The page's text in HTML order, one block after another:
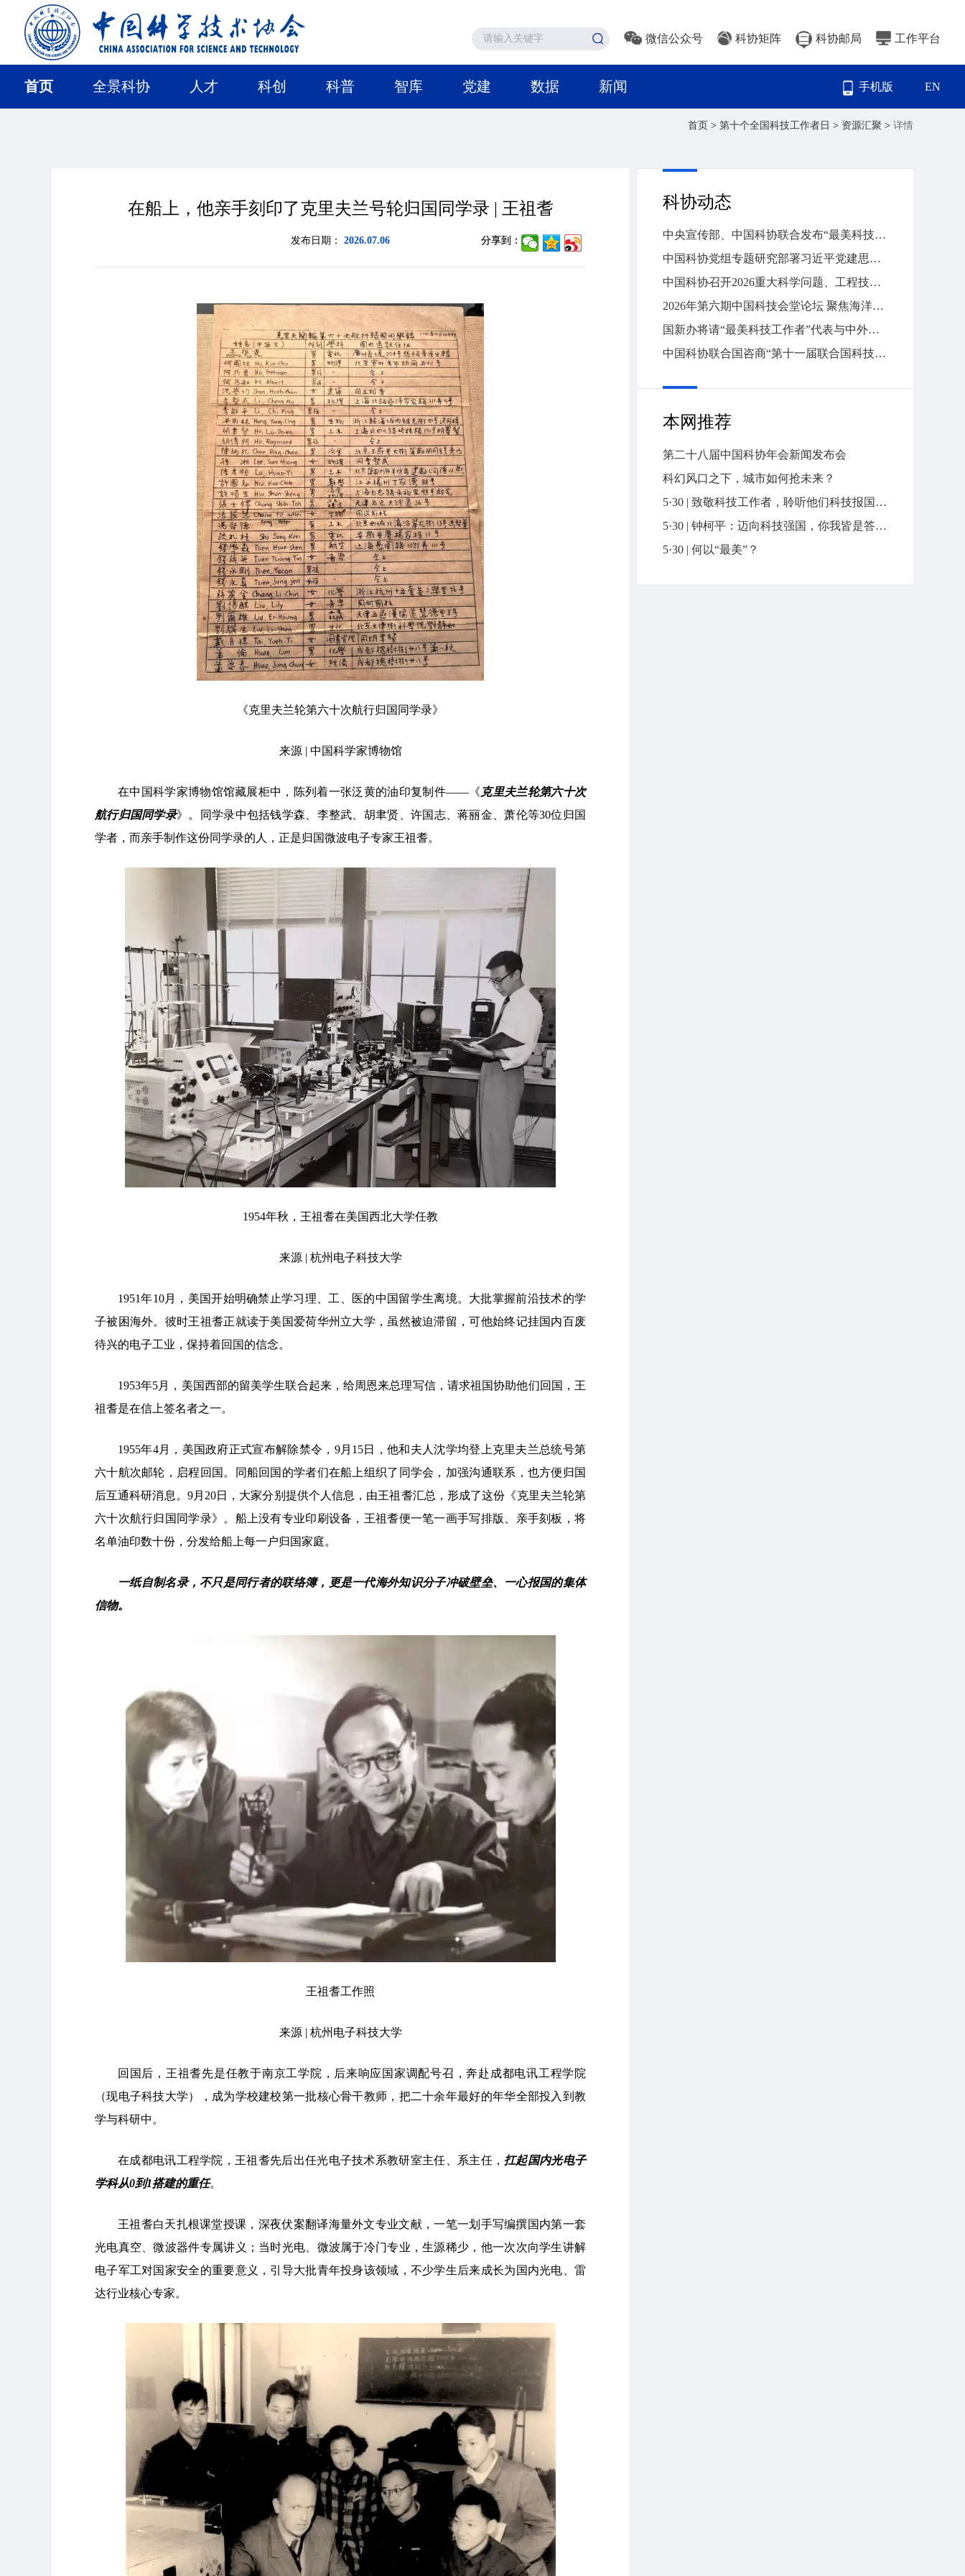
微信公众号 科协矩阵 科协邮局 工作平台
手机版 EN
首页 全景科协 人才 科创 科普 智库 党建 数据 新闻
首页 > 第十个全国科技工作者日 > 资源汇聚 > 详情
在船上，他亲手刻印了克里夫兰号轮归国同学录 | 王祖耆
发布日期： 2026.07.06 分享到：
《克里夫兰轮第六十次航行归国同学录》
来源 | 中国科学家博物馆
在中国科学家博物馆馆藏展柜中，陈列着一张泛黄的油印复制件——《 克里夫兰轮第六十次
航行归国同学录》。同学录中包括钱学森、李整武、胡聿贤、许国志、蒋丽金、萧伦等30位归国
学者，而亲手制作这份同学录的人，正是归国微波电子专家王祖耆。
1954年秋，王祖耆在美国西北大学任教
来源 | 杭州电子科技大学
1951年10月，美国开始明确禁止学习理、工、医的中国留学生离境。大批掌握前沿技术的学
子被困海外。彼时王祖耆正就读于美国爱荷华州立大学，虽然被迫滞留，可他始终记挂国内百废
待兴的电子工业，保持着回国的信念。
1953年5月，美国西部的留美学生联合起来，给周恩来总理写信，请求祖国协助他们回国，王
祖耆是在信上签名者之一。
1955年4月，美国政府正式宣布解除禁令，9月15日，他和夫人沈学均登上克里夫兰总统号第
六十航次邮轮，启程回国。同船回国的学者们在船上组织了同学会，加强沟通联系，也方便归国
后互通科研消息。9月20日，大家分别提供个人信息，由王祖耆汇总，形成了这份《克里夫兰轮第
六十次航行归国同学录》。船上没有专业印刷设备，王祖耆便一笔一画手写排版、亲手刻板，将
名单油印数十份，分发给船上每一户归国家庭。
一纸自制名录，不只是同行者的联络簿，更是一代海外知识分子冲破壁垒、一心报国的集体
信物。
王祖耆工作照
来源 | 杭州电子科技大学
回国后，王祖耆先是任教于南京工学院，后来响应国家调配号召，奔赴成都电讯工程学院
（现电子科技大学），成为学校建校第一批核心骨干教师，把二十余年最好的年华全部投入到教
学与科研中。
在成都电讯工程学院，王祖耆先后出任光电子技术系教研室主任、系主任， 扛起国内光电子
学科从0到1搭建的重任。
王祖耆白天扎根课堂授课，深夜伏案翻译海量外文专业文献，一笔一划手写编撰国内第一套
光电真空 、微波器件专属讲义；当时光电、微波属于冷门专业，生源稀少，他一次次向学生讲解
电子军工对国家安全的重要意义，引导大批青年投身该领域，不少学生后来成长为国内光电、雷
达行业核心专家。
科协动态
中央宣传部、中国科协联合发布“最美科技工作者”先进事迹
中国科协党组专题研究部署习近平党建思想学习贯彻工作
中国科协召开2026重大科学问题、工程技术难题和产业技术问题终选会
2026年第六期中国科技会堂论坛 聚焦海洋能源
国新办将请“最美科技工作者”代表与中外记者见面交流
中国科协联合国咨商“第十一届联合国科技创新论坛边会总结会”在京召开
本网推荐
第二十八届中国科协年会新闻发布会
科幻风口之下，城市如何抢未来？
5·30 | 致敬科技工作者，聆听他们科技报国的心声
5·30 | 钟柯平：迈向科技强国，你我皆是答卷人
5·30 | 何以“最美”？